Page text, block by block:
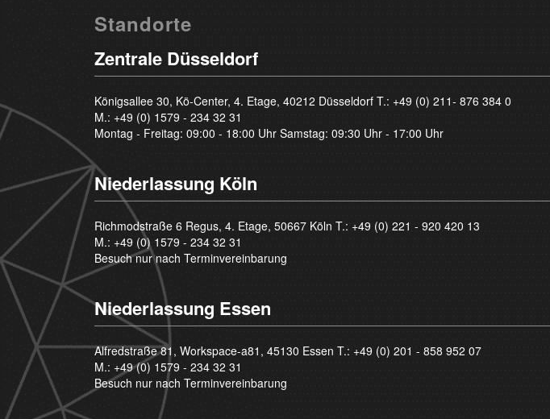
Standorte
Zentrale Düsseldorf
Königsallee 30, Kö-Center, 4. Etage, 40212 Düsseldorf T.: +49 (0) 211- 876 384 0
M.: +49 (0) 1579 - 234 32 31
Montag - Freitag: 09:00 - 18:00 Uhr Samstag: 09:30 Uhr - 17:00 Uhr
Niederlassung Köln
Richmodstraße 6 Regus, 4. Etage, 50667 Köln T.: +49 (0) 221 - 920 420 13
M.: +49 (0) 1579 - 234 32 31
Besuch nur nach Terminvereinbarung
Niederlassung Essen
Alfredstraße 81, Workspace-a81, 45130 Essen T.: +49 (0) 201 - 858 952 07
M.: +49 (0) 1579 - 234 32 31
Besuch nur nach Terminvereinbarung